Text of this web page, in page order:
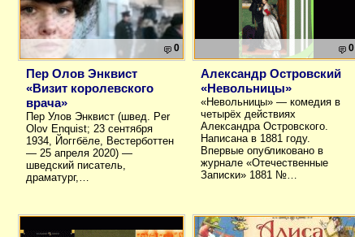
0
Пер Олов Энквист
«Визит королевского
врача»
Пер Улов Энквист (швед. Per
Olov Enquist; 23 сентября
1934, Йоггбёле, Вестерботтен
— 25 апреля 2020) —
шведский писатель,
драматург,…
0
Александр Островский
«Невольницы»
«Невольницы» — комедия в
четырёх действиях
Александра Островского.
Написана в 1881 году.
Впервые опубликовано в
журнале «Отечественные
Записки» 1881 №…